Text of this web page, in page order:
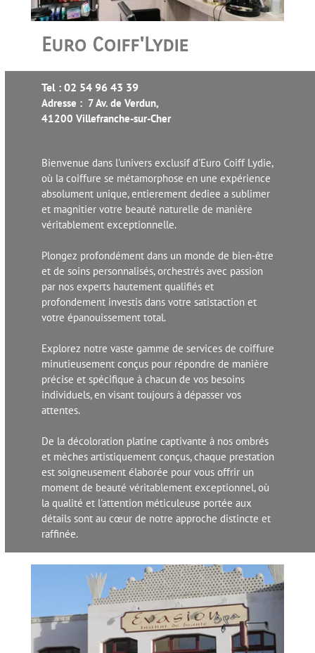
Euro Coiff'Lydie
Tel : 02 54 96 43 39
Adresse : 7 Av. de Verdun,
41200 Villefranche-sur-Cher
Bienvenue dans l'univers exclusif d'Euro Coiff Lydie,
où la coiffure se métamorphose en une expérience
absolument unique, entierement dediee a sublimer
et magnitier votre beauté naturelle de manière
véritablement exceptionnelle.
Plongez profondément dans un monde de bien-être
et de soins personnalisés, orchestrés avec passion
par nos experts hautement qualifiés et
profondement investis dans votre satistaction et
votre épanouissement total.
Explorez notre vaste gamme de services de coiffure
minutieusement conçus pour répondre de manière
précise et spécifique à chacun de vos besoins
individuels, en visant toujours à dépasser vos
attentes.
De la décoloration platine captivante à nos ombrés
et mèches artistiquement conçus, chaque prestation
est soigneusement élaborée pour vous offrir un
moment de beauté véritablement exceptionnel, où
la qualité et l'attention méticuleuse portée aux
détails sont au cœur de notre approche distincte et
raffinée.